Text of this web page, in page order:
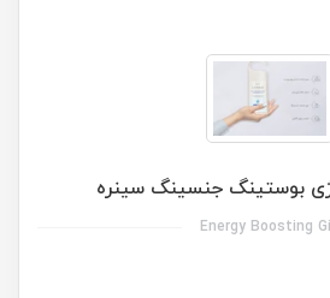
بوستینگ جنسینگ سینره
Energy Boosting